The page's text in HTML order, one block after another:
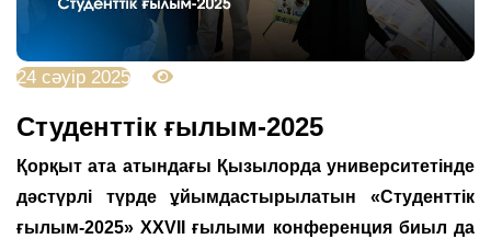
24 сәуір 2025
Студенттік ғылым-2025
Қорқыт ата атындағы Қызылорда университетінде
дәстүрлі түрде ұйымдастырылатын «Студенттік
ғылым-2025» ХХVІІ ғылыми конференция биыл да